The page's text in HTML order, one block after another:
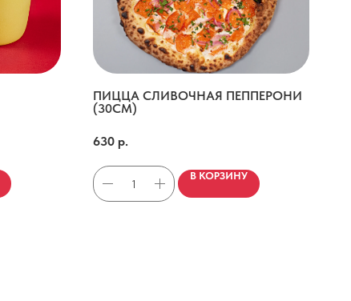
ПИЦЦА СЛИВОЧНАЯ ПЕППЕРОНИ
(30СМ)
630 р.
В КОРЗИНУ